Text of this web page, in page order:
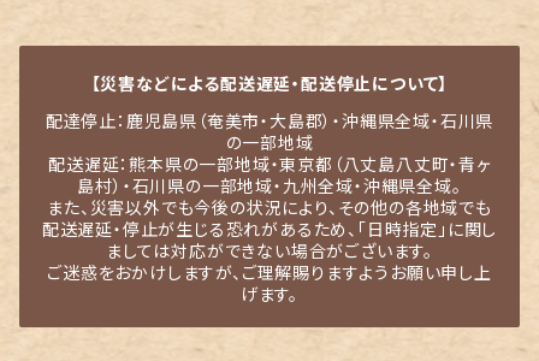
【災害などによる配送遅延・配送停止について】
配達停止：鹿児島県（奄美市・大島郡）・沖縄県全域・石川県
の一部地域
配送遅延：熊本県の一部地域・東京都（八丈島八丈町・青ヶ
島村）・石川県の一部地域・九州全域・沖縄県全域。
また、災害以外でも今後の状況により、その他の各地域でも
配送遅延・停止が生じる恐れがあるため、「日時指定」に関し
ましては対応ができない場合がございます。
ご迷惑をおかけしますが、ご理解賜りますようお願い申し上
げます。